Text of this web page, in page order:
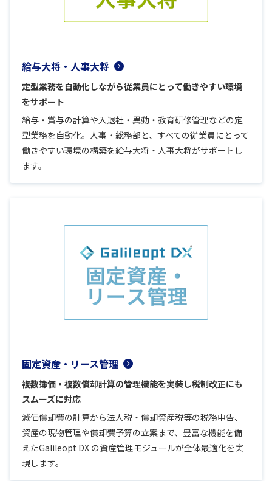
給与大将・人事大将
定型業務を自動化しながら従業員にとって働きやすい環境
をサポート
給与・賞与の計算や入退社・異動・教育研修管理などの定
型業務を自動化。人事・総務部と、すべての従業員にとって
働きやすい環境の構築を給与大将・人事大将がサポートし
ます。
固定資産・リース管理
複数簿価・複数償却計算の管理機能を実装し税制改正にも
スムーズに対応
減価償却費の計算から法人税・償却資産税等の税務申告、
資産の現物管理や償却費予算の立案まで、豊富な機能を備
えたGalileopt DX の資産管理モジュールが全体最適化を実
現します。